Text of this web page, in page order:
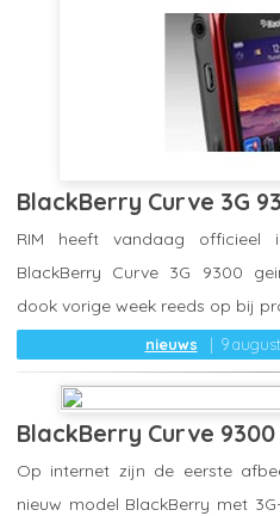
BlackBerry Curve 3G
nieuws 9
RIM heeft vandaag officieel
BlackBerry Curve 3G 9300
dook vorige week reeds op bij
BlackBerry Curve
Op internet zijn de eerste
nieuw model BlackBerry met